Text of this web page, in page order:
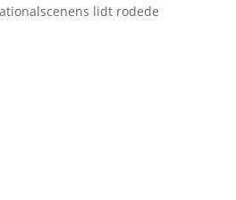
lidt rodede